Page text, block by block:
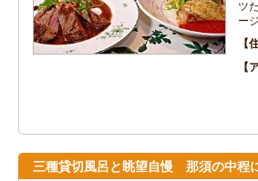
ツ
ー
三種貸切風呂と眺望自慢 那須の中